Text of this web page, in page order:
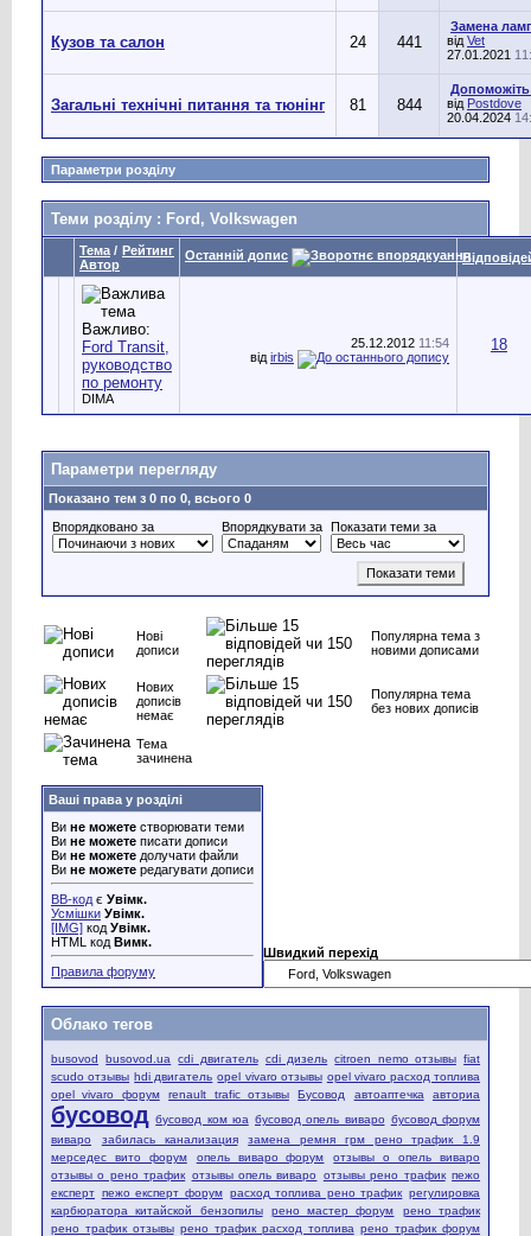
Кузов та салон 24 441
Замена
від Vet
27.01.2021
Загальні технічні питання та тюнінг 81 844
Допоможіть
від Postdove
20.04.2024
Параметри розділу
Теми розділу : Ford, Volkswagen
Рейтинг
Тема /
Автор
Останній допис
Важливо:
Ford Transit,
руководство
по ремонту
DIMA
25.12.2012 11:54
від irbis
18
Параметри перегляду
Показано тем з 0 по 0, всього 0
Впорядковано за
Впорядкувати за Показати теми за
Нові
дописи
Популярна тема з
новими дописами
Нових
дописів
немає
Популярна тема
без нових дописів
Тема
зачинена
Ваші права у розділі
Ви не можете створювати теми
Ви не можете писати дописи
Ви не можете долучати файли
Ви не можете редагувати дописи
BB-код є Увімк.
Усмішки Увімк.
[IMG] код Увімк.
HTML код Вимк.
Правила форуму
Швидкий перехід
Облако тегов
busovod busovod.ua cdi двигатель cdi дизель citroen nemo отзывы fiat
scudo отзывы hdi двигатель opel vivaro отзывы opel vivaro расход топлива
opel vivaro форум
renault trafic отзывы Бусовод автоаптечка авториа
бусовод бусовод ком юа бусовод опель виваро бусовод форум
виваро
забилась канализация
замена ремня грм рено трафик 1.9
мерседес вито форум
опель виваро форум
отзывы о опель виваро
отзывы о рено трафик отзывы опель виваро отзывы рено трафик пежо
експерт пежо експерт форум расход топлива рено трафик регулировка
карбюратора китайской бензопилы
рено мастер форум
рено трафик
рено трафик отзывы рено трафик расход топлива рено трафик форум